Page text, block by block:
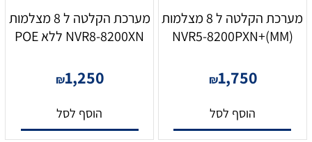
מערכת הקלטה ל 8 מצלמות
NVR5-8200PXN+(MM)
₪1,750
הוסף לסל
מערכת הקלטה ל 8 מצלמות
NVR8-8200XN ללא POE
₪1,250
הוסף לסל